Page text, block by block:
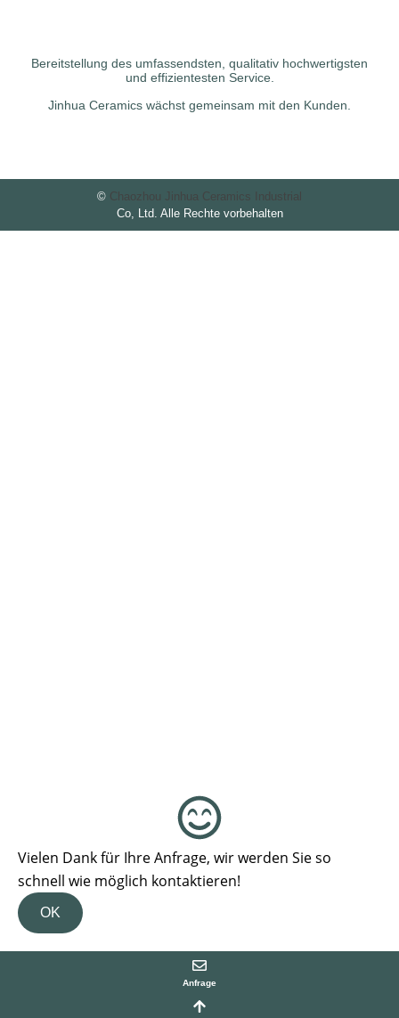
Bereitstellung des umfassendsten, qualitativ hochwertigsten
und effizientesten Service.
Jinhua Ceramics wächst gemeinsam mit den Kunden.
© Chaozhou Jinhua Ceramics Industrial
Co, Ltd. Alle Rechte vorbehalten
Vielen Dank für Ihre Anfrage, wir werden Sie so
schnell wie möglich kontaktieren!
OK
Anfrage